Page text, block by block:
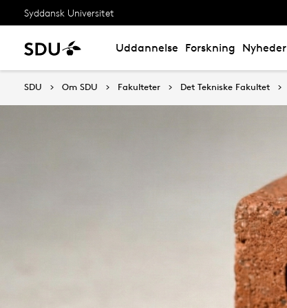
Syddansk Universitet
Uddannelse Forskning Nyheder
SDU Om SDU Fakulteter Det Tekniske Fakultet